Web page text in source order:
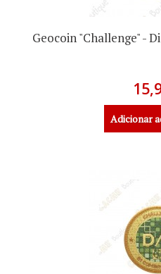
Geocoin "Challenge" -
Adicionar